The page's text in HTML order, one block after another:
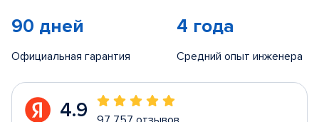
90 дней
Официальная гарантия
4 года
Средний опыт инженера
4.9